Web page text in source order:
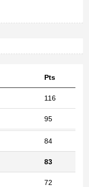
Pts
116
95
84
83
72